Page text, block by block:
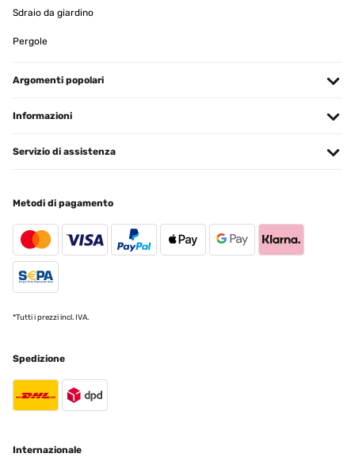
Sdraio da giardino
Pergole
Argomenti popolari
Informazioni
Servizio di assistenza
Metodi di pagamento
*Tutti i prezzi incl. IVA.
Spedizione
Internazionale